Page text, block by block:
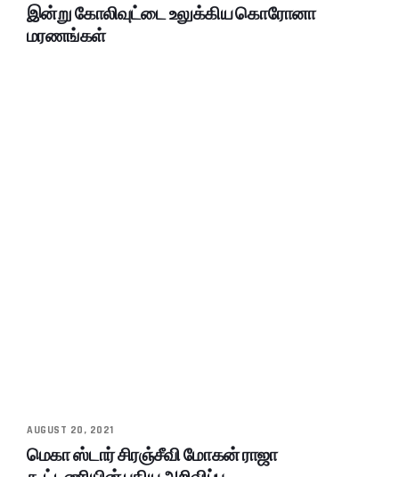
இன்று கோலிவுட்டை உலுக்கிய கொரோனா
மரணங்கள்
AUGUST 20, 2021
மெகா ஸ்டார் சிரஞ்சீவி மோகன் ராஜா